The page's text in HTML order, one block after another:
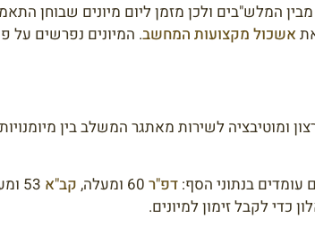
אשכול מקצועות המחשב. המיונים נפרשים על
לשירות מאתגר המשלב בין מיומנויות
בנתוני הסף: דפ"ר קב"א
כדי לקבל זימון למיונים.